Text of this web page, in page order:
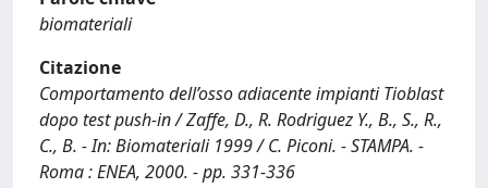
biomateriali
Citazione
Comportamento dell’osso adiacente impianti Tioblast
dopo test push-in / Zaffe, D., R. Rodriguez Y., B., S., R.,
C., B. - In: Biomateriali 1999 / C. Piconi. - STAMPA. -
Roma : ENEA, 2000. - pp. 331-336